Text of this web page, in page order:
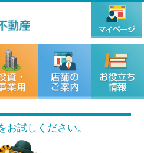
お試しください。